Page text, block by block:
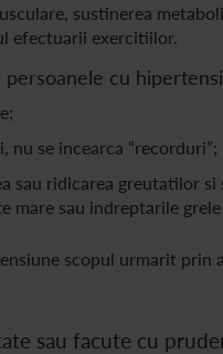
sustinerea
efectuarii exercitiilor.
cu
nu se incearca “recorduri”;
sau ridicarea greutatilor
mare sau indreptarile
scopul urmarit prin
sau facute cu